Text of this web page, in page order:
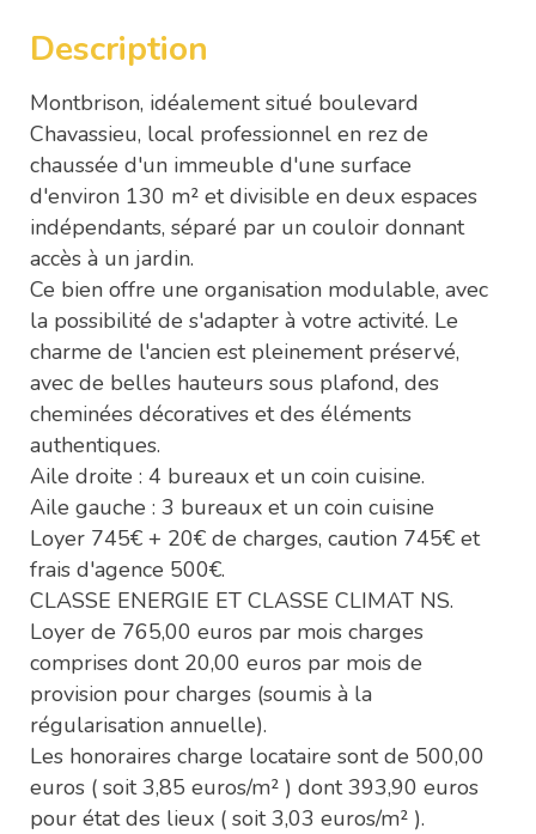
Description
Montbrison, idéalement situé boulevard
Chavassieu, local professionnel en rez de
chaussée d'un immeuble d'une surface
d'environ 130 m² et divisible en deux espaces
indépendants, séparé par un couloir donnant
accès à un jardin.
Ce bien offre une organisation modulable, avec
la possibilité de s'adapter à votre activité. Le
charme de l'ancien est pleinement préservé,
avec de belles hauteurs sous plafond, des
cheminées décoratives et des éléments
authentiques.
Aile droite : 4 bureaux et un coin cuisine.
Aile gauche : 3 bureaux et un coin cuisine
Loyer 745€ + 20€ de charges, caution 745€ et
frais d'agence 500€.
CLASSE ENERGIE ET CLASSE CLIMAT NS.
Loyer de 765,00 euros par mois charges
comprises dont 20,00 euros par mois de
provision pour charges (soumis à la
régularisation annuelle).
Les honoraires charge locataire sont de 500,00
euros ( soit 3,85 euros/m² ) dont 393,90 euros
pour état des lieux ( soit 3,03 euros/m² ).